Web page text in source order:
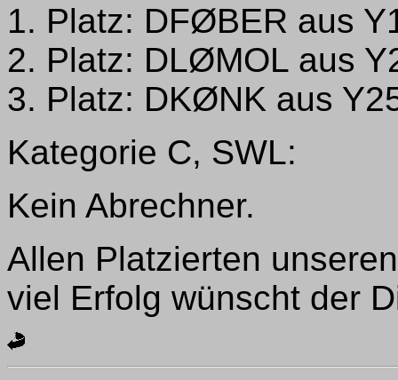
1. Platz: DFØBER aus
2. Platz: DLØMOL aus
3. Platz: DKØNK aus
Kategorie C, SWL:
Kein Abrechner.
Allen Platzierten
viel Erfolg wünscht der